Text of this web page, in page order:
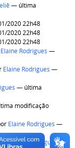
— última
2020 22h48
2020 22h48
2020 22h48
Elaine Rodrigues —
Elaine Rodrigues —
— última
modificação
Elaine Rodrigues —
porElaine Rodrigues—